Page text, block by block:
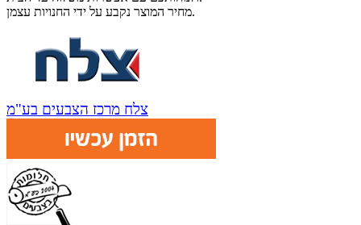
מחיר המוצר נקבע על ידי החנויות עצמן.
צלח מרכז הצבעים בע"מ